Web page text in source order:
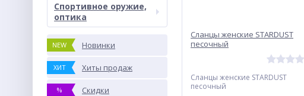
Спортивное оружие,
оптика
NEW Новинки
ХИТ Хиты продаж
% Скидки
Сланцы женские STARDUST
песочный
Сланцы женские STARDUST
песочный